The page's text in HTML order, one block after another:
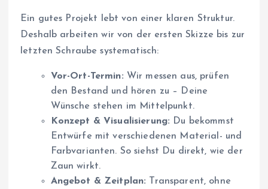
Ein gutes Projekt lebt von einer klaren Struktur.
Deshalb arbeiten wir von der ersten Skizze bis zur
letzten Schraube systematisch:
Vor-Ort-Termin: Wir messen aus, prüfen
den Bestand und hören zu – Deine
Wünsche stehen im Mittelpunkt.
Konzept & Visualisierung: Du bekommst
Entwürfe mit verschiedenen Material- und
Farbvarianten. So siehst Du direkt, wie der
Zaun wirkt.
Angebot & Zeitplan: Transparent, ohne